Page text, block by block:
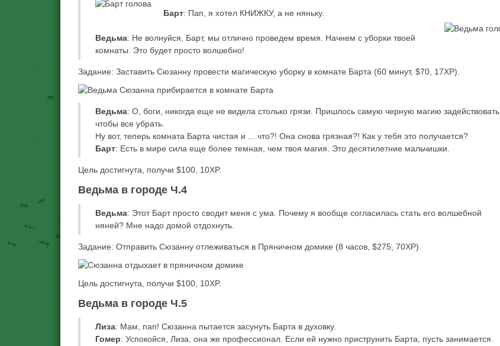
Барт: Пап, я хотел КНИЖКУ, а не няньку.
Ведьма: Не волнуйся, Барт, мы отлично проведем время. Начнем с уборки твоей
комнаты. Это будет просто волшебно!
Задание: Заставить Сюзанну провести магическую уборку в комнате Барта (60 минут, $70, 17XP).
Ведьма: О, боги, никогда еще не видела столько грязи. Пришлось самую черную магию задействовать,
чтобы все убрать.
Ну вот, теперь комната Барта чистая и ... что?! Она снова грязная?! Как у тебя это получается?
Барт: Есть в мире сила еще более темная, чем твоя магия. Это десятилетние мальчишки.
Цель достигнута, получи $100, 10XP.
Ведьма в городе Ч.4
Ведьма: Этот Барт просто сводит меня с ума. Почему я вообще согласилась стать его волшебной
няней? Мне надо домой отдохнуть.
Задание: Отправить Сюзанну отлеживаться в Пряничном домике (8 часов, $275, 70XP).
Цель достигнута, получи $100, 10XP.
Ведьма в городе Ч.5
Лиза: Мам, пап! Сюзанна пытается засунуть Барта в духовку.
Гомер: Успокойся, Лиза, она же профессионал. Если ей нужно приструнить Барта, пусть занимается.